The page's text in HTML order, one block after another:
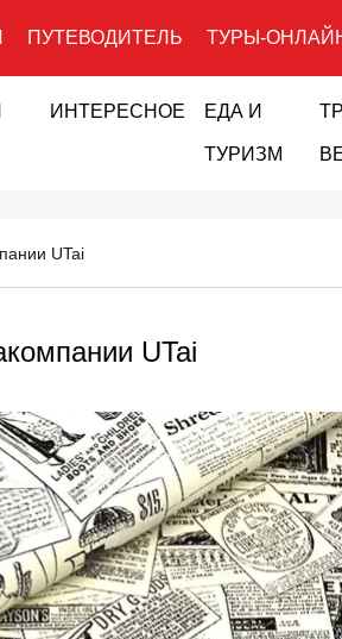
ПУТЕВОДИТЕЛЬ ТУРЫ-
ИНТЕРЕСНОЕ ЕДА И
ТУРИЗМ
UTai
UTai